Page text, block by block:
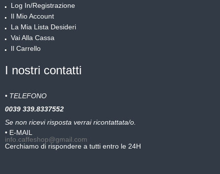
Log In/Registrazione
Il Mio Account
La Mia Lista Desideri
Vai Alla Cassa
Il Carrello
I nostri contatti
• TELEFONO
0039 339.8337552
Se non ricevi risposta verrai ricontattata/o.
• E-MAIL
info.caffeshop@gmail.com
Cerchiamo di rispondere a tutti entro le 24H